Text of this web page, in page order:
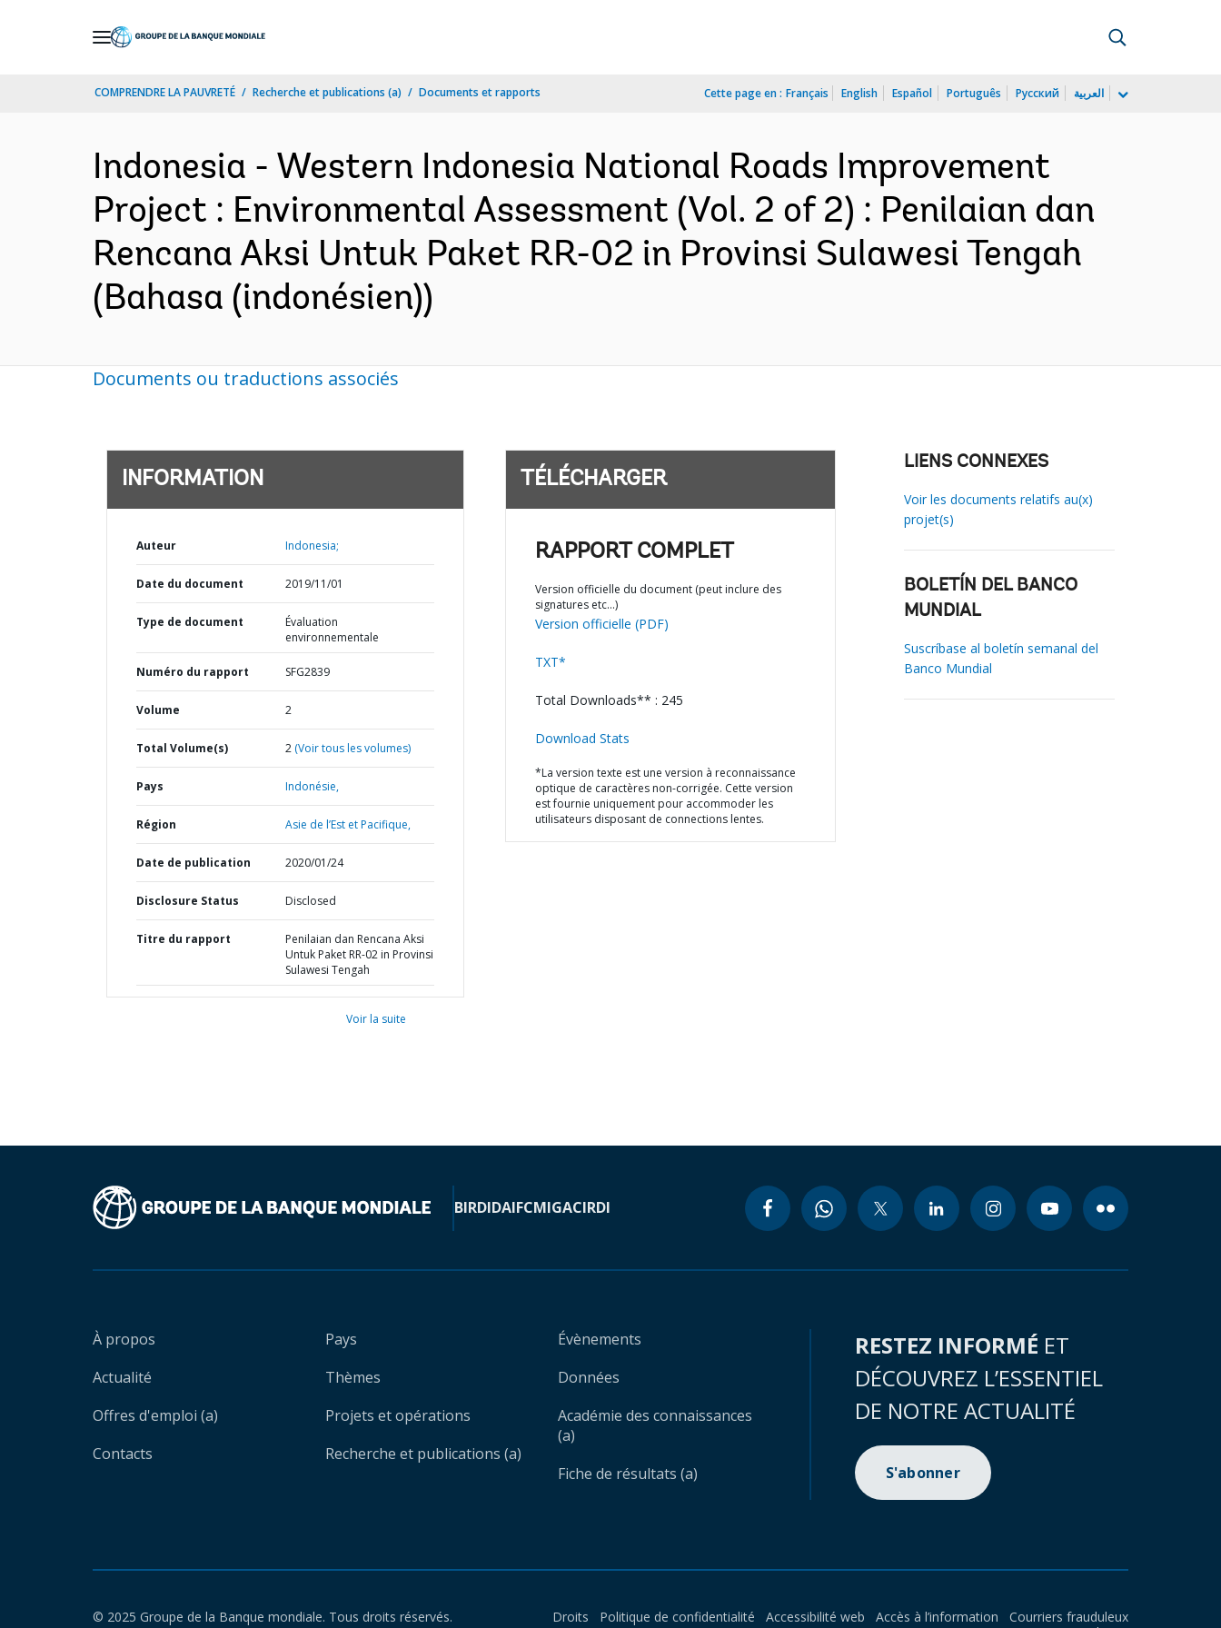
COMPRENDRE LA PAUVRETÉ Recherche et publications (a) Documents et rapports Cette page en : Français English Español Português Русский العربية
Indonesia - Western Indonesia National Roads Improvement
Project : Environmental Assessment (Vol. 2 of 2) : Penilaian dan
Rencana Aksi Untuk Paket RR-02 in Provinsi Sulawesi Tengah
(Bahasa (indonésien))
Documents ou traductions associés
INFORMATION
Auteur Indonesia;
Date du document 2019/11/01
Type de document
Évaluation
environnementale
Numéro du rapport SFG2839
Volume 2
Total Volume(s) 2 (Voir tous les volumes)
Pays Indonésie,
Région Asie de l’Est et Pacifique,
Date de publication 2020/01/24
Disclosure Status Disclosed
Titre du rapport
Penilaian dan Rencana Aksi
Untuk Paket RR-02 in Provinsi
Sulawesi Tengah
Voir la suite
TÉLÉCHARGER
RAPPORT COMPLET
Version officielle du document (peut inclure des
signatures etc…)
Version officielle (PDF)
TXT*
Total Downloads** : 245
Download Stats
*La version texte est une version à reconnaissance
optique de caractères non-corrigée. Cette version
est fournie uniquement pour accommoder les
utilisateurs disposant de connections lentes.
LIENS CONNEXES
Voir les documents relatifs au(x)
projet(s)
BOLETÍN DEL BANCO
MUNDIAL
Suscríbase al boletín semanal del
Banco Mundial
BIRDIDAIFCMIGACIRDI
À propos
Actualité
Offres d'emploi (a)
Contacts
Pays
Thèmes
Projets et opérations
Recherche et publications (a)
Évènements
Données
Académie des connaissances
(a)
Fiche de résultats (a)
RESTEZ INFORMÉ ET
DÉCOUVREZ L’ESSENTIEL
DE NOTRE ACTUALITÉ
S'abonner
© 2025 Groupe de la Banque mondiale. Tous droits réservés. Droits Politique de confidentialité Accessibilité web Accès à l’information
Courriers frauduleux